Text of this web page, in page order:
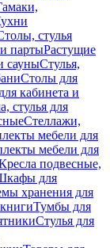
стулья
партыРастущие
сауныСтулья,
Столы для
кабинета и
стулья для
Стеллажи,
мебели для
мебели для
подвесные,
для
хранения для
Тумбы для
Стулья для